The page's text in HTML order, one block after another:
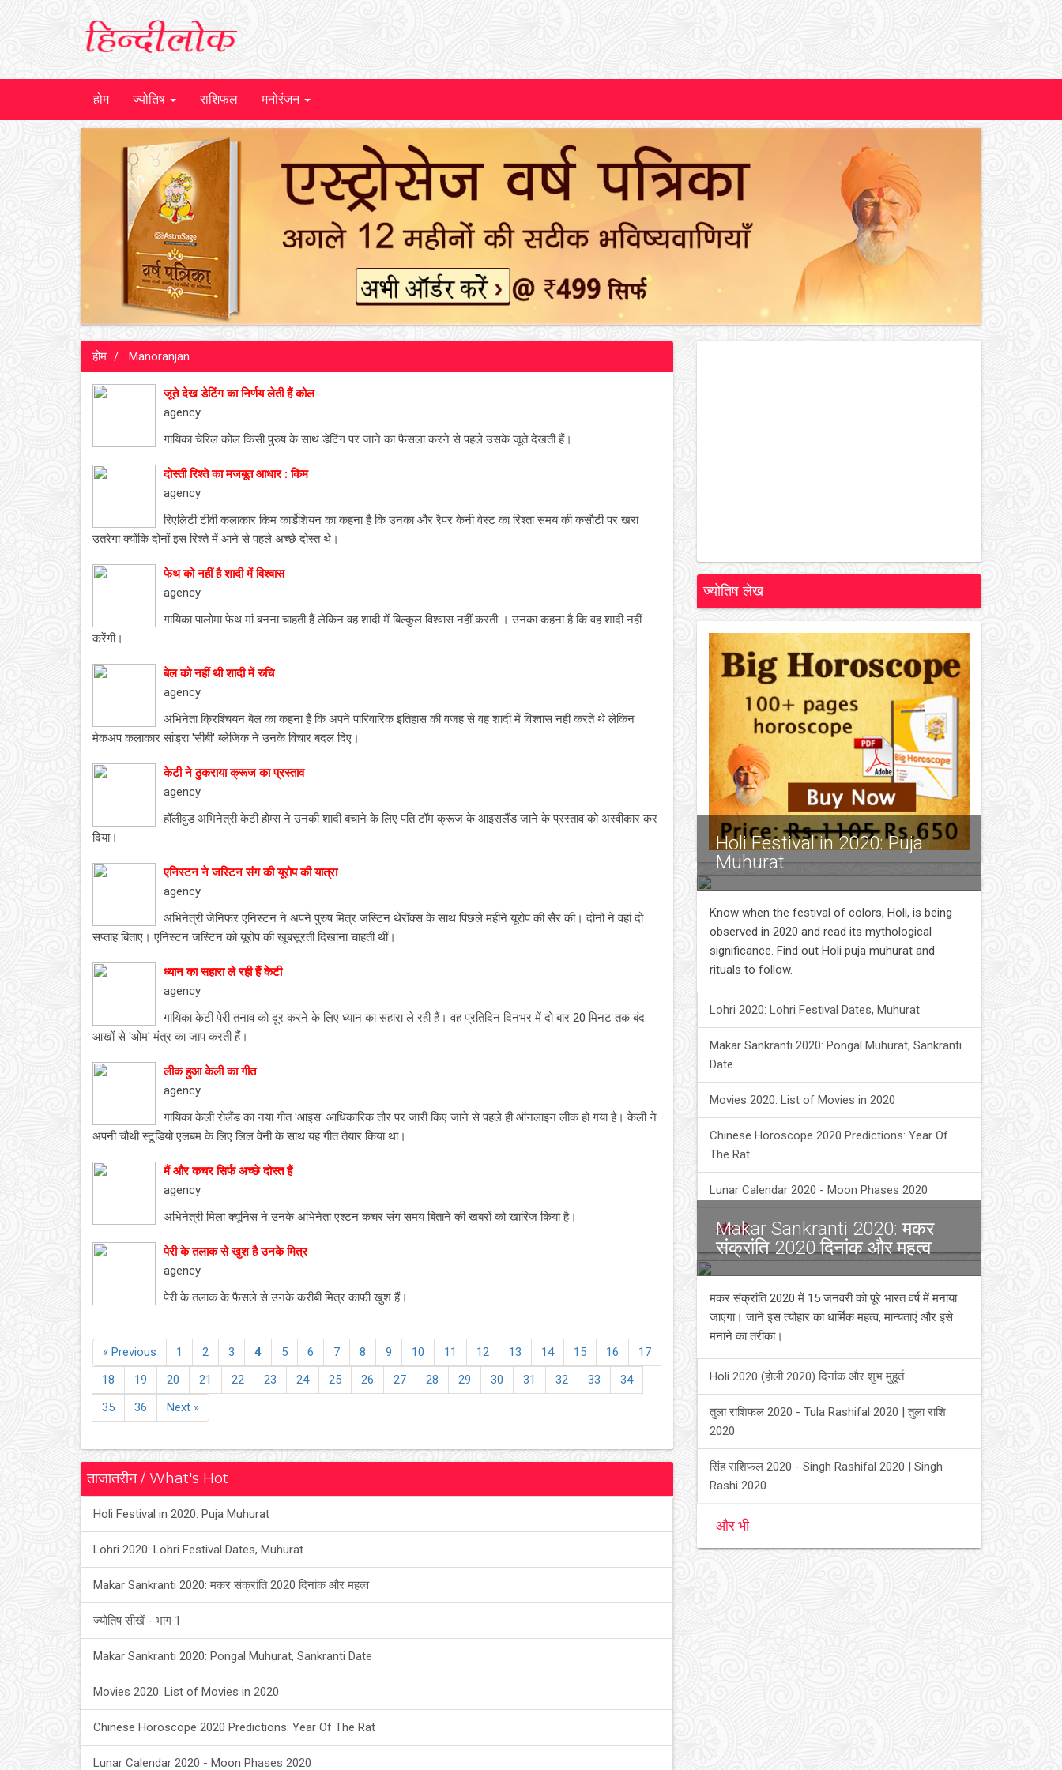
होम ज्योतिष राशिफल मनोरंजन
होम Manoranjan
जूते देख डेटिंग का निर्णय लेती हैं कोल
agency
गायिका चेरिल कोल किसी पुरुष के साथ डेटिंग पर जाने का फैसला करने से पहले उसके जूते देखती हैं।
दोस्ती रिश्ते का मजबूत आधार : किम
agency
रिएलिटी टीवी कलाकार किम कार्डेशियन का कहना है कि उनका और रैपर केनी वेस्ट का रिश्ता समय की कसौटी पर खरा
उतरेगा क्योंकि दोनों इस रिश्ते में आने से पहले अच्छे दोस्त थे।
फेथ को नहीं है शादी में विश्वास
agency
गायिका पालोमा फेथ मां बनना चाहती हैं लेकिन वह शादी में बिल्कुल विश्वास नहीं करती । उनका कहना है कि वह शादी नहीं
करेंगी।
बेल को नहीं थी शादी में रुचि
agency
अभिनेता क्रिश्चियन बेल का कहना है कि अपने पारिवारिक इतिहास की वजह से वह शादी में विश्वास नहीं करते थे लेकिन
मेकअप कलाकार सांड्रा 'सीबी' ब्लेजिक ने उनके विचार बदल दिए।
केटी ने ठुकराया क्रूज का प्रस्ताव
agency
हॉलीवुड अभिनेत्री केटी होम्स ने उनकी शादी बचाने के लिए पति टॉम क्रूज के आइसलैंड जाने के प्रस्ताव को अस्वीकार कर
दिया।
एनिस्टन ने जस्टिन संग की यूरोप की यात्रा
agency
अभिनेत्री जेनिफर एनिस्टन ने अपने पुरुष मित्र जस्टिन थेरॉक्स के साथ पिछले महीने यूरोप की सैर की। दोनों ने वहां दो
सप्ताह बिताए। एनिस्टन जस्टिन को यूरोप की खूबसूरती दिखाना चाहती थीं।
ध्यान का सहारा ले रही हैं केटी
agency
गायिका केटी पेरी तनाव को दूर करने के लिए ध्यान का सहारा ले रही हैं। वह प्रतिदिन दिनभर में दो बार 20 मिनट तक बंद
आखों से 'ओम' मंत्र का जाप करती हैं।
लीक हुआ केली का गीत
agency
गायिका केली रोलैंड का नया गीत 'आइस' आधिकारिक तौर पर जारी किए जाने से पहले ही ऑनलाइन लीक हो गया है। केली ने
अपनी चौथी स्टूडियो एलबम के लिए लिल वेनी के साथ यह गीत तैयार किया था।
मैं और कचर सिर्फ अच्छे दोस्त हैं
agency
अभिनेत्री मिला क्यूनिस ने उनके अभिनेता एश्टन कचर संग समय बिताने की खबरों को खारिज किया है।
पेरी के तलाक से खुश है उनके मित्र
agency
पेरी के तलाक के फैसले से उनके करीबी मित्र काफी खुश हैं।
« Previous 1 2 3 4 5 6 7 8 9 10 11 12 13 14 15 16
17
18
19 20 21 22 23 24 25 26 27 28 29 30 31 32 33
34
35
36 Next »
ताजातरीन / What's Hot
Holi Festival in 2020: Puja Muhurat
Lohri 2020: Lohri Festival Dates, Muhurat
Makar Sankranti 2020: मकर संक्रांति 2020 दिनांक और महत्व
ज्योतिष सीखें - भाग 1
Makar Sankranti 2020: Pongal Muhurat, Sankranti Date
Movies 2020: List of Movies in 2020
Chinese Horoscope 2020 Predictions: Year Of The Rat
Lunar Calendar 2020 - Moon Phases 2020
ज्योतिष लेख
Holi Festival in 2020: Puja
Muhurat
Know when the festival of colors, Holi, is being
observed in 2020 and read its mythological
significance. Find out Holi puja muhurat and
rituals to follow.
Lohri 2020: Lohri Festival Dates, Muhurat
Makar Sankranti 2020: Pongal Muhurat, Sankranti
Date
Movies 2020: List of Movies in 2020
Chinese Horoscope 2020 Predictions: Year Of
The Rat
Lunar Calendar 2020 - Moon Phases 2020
और भी
Makar Sankranti 2020: मकर
संक्रांति 2020 दिनांक और महत्व
मकर संक्रांति 2020 में 15 जनवरी को पूरे भारत वर्ष में मनाया
जाएगा। जानें इस त्योहार का धार्मिक महत्व, मान्यताएं और इसे
मनाने का तरीका।
Holi 2020 (होली 2020) दिनांक और शुभ मुहूर्त
तुला राशिफल 2020 - Tula Rashifal 2020 | तुला राशि
2020
सिंह राशिफल 2020 - Singh Rashifal 2020 | Singh
Rashi 2020
और भी